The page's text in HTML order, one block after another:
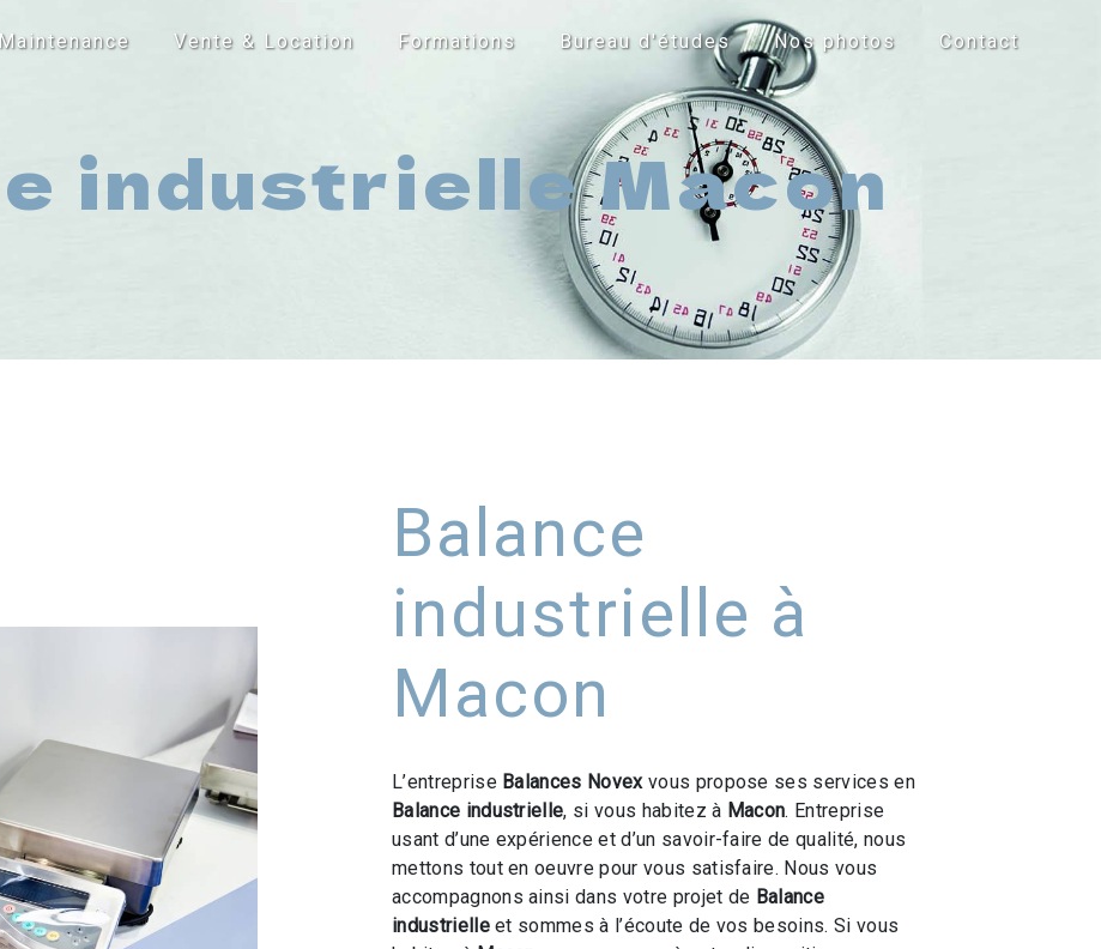
Maintenance Vente & Location Formations Bureau d'études Nos photos Contact
industrielle Macon
Balance
industrielle à
Macon
L’entreprise Balances Novexvous propose ses services en
Balance industrielle, si vous habitez à Macon. Entreprise
usant d’une expérience et d’un savoir-faire de qualité, nous
mettons tout en oeuvre pour vous satisfaire. Nous vous
accompagnons ainsi dans votre projet de Balance
industrielleet sommes à l’écoute de vos besoins. Si vous